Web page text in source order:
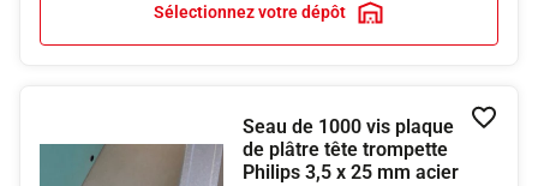
Sélectionnez votre dépôt
Seau de 1000 vis plaque
de plâtre tête trompette
Philips 3,5 x 25 mm acier